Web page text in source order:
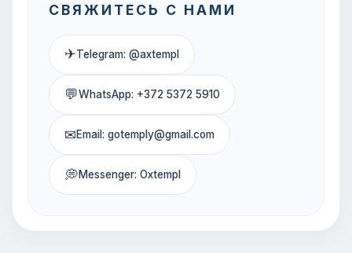
СВЯЖИТЕСЬ С НАМИ
✈Telegram: @axtempl
💬WhatsApp: +372 5372 5910
✉Email: gotemply@gmail.com
💭Messenger: Oxtempl